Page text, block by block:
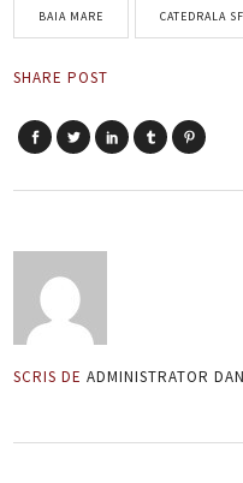
BAIA MARE CATEDRALA
SHARE POST
SCRIS DE ADMINISTRATOR